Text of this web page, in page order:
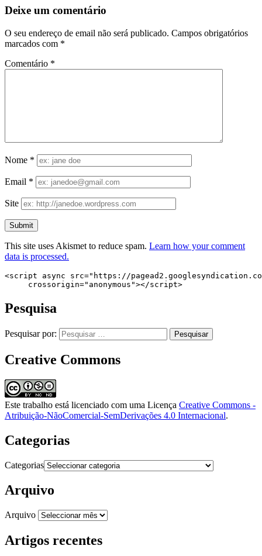
Deixe um comentário
O seu endereço de email não será publicado. Campos obrigatórios
marcados com *
Comentário *
Nome *
Email *
Site
This site uses Akismet to reduce spam. Learn how your comment
data is processed.
<script async src="https://
     crossorigin="anonymous"></script>
Pesquisa
Pesquisar por:
Creative Commons
Este trabalho está licenciado com uma Licença Creative Commons -
Atribuição-NãoComercial-SemDerivações 4.0 Internacional.
Categorias
Categorias
Arquivo
Arquivo
Artigos recentes